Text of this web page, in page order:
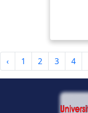
‹ 1 2 3 4